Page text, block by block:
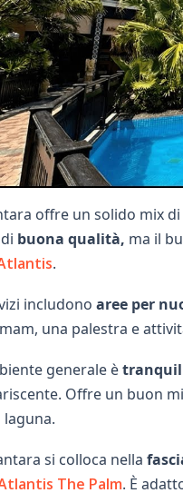
offre un solido mix
buona qualità, ma il
.
includono aree per
una palestra e
generale è
Offre un buon
laguna.
si colloca nella
The Palm. È